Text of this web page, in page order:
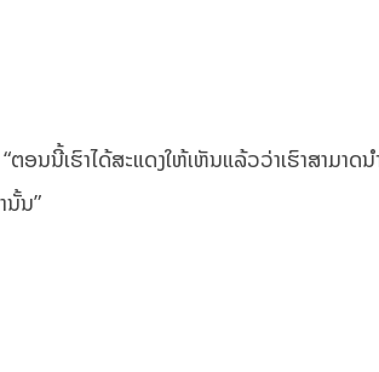
ນີ້ເຮົາໄດ້ສະແດງໃຫ້ເຫັນແລ້ວວ່າເຮົາສາມາດນໍ
ນັ້ນ”